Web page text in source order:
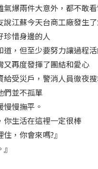
爆兩件大意外，都不敢
江蘇今天台商工廠發生
珍惜身邊的人
，但至少要努力讓過程
再度發揮了團結和愛心
受災戶，警消人員徹夜
們並不孤單
慢撫平。
你生活在這裡一定很棒
，你會來嗎?』